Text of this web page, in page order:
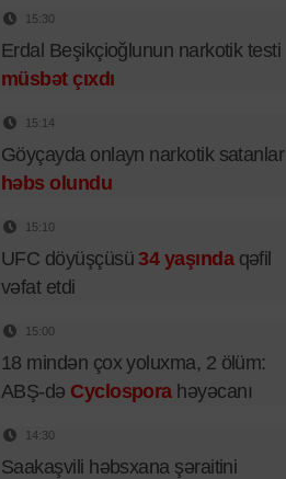
15:30
Erdal Beşikçioğlunun narkotik testi
müsbət çıxdı
15:14
Göyçayda onlayn narkotik satanlar
həbs olundu
15:10
UFC döyüşçüsü34 yaşındaqəfil
vəfat etdi
15:00
18 mindən çox yoluxma, 2 ölüm:
ABŞ-də Cyclosporahəyəcanı
14:30
Saakaşvili həbsxana şəraitini